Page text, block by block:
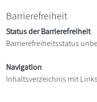
Barrierefreiheit
Status der Barrierefreiheit
Barrierefreiheitsstatus
Navigation
Inhaltsverzeichnis mit Links